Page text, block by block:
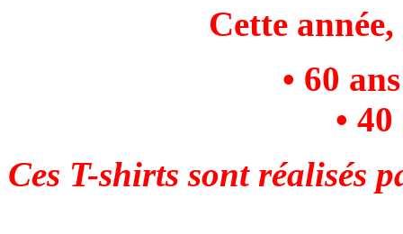
Cette
• 60
•
Ces T-shirts sont réalisés